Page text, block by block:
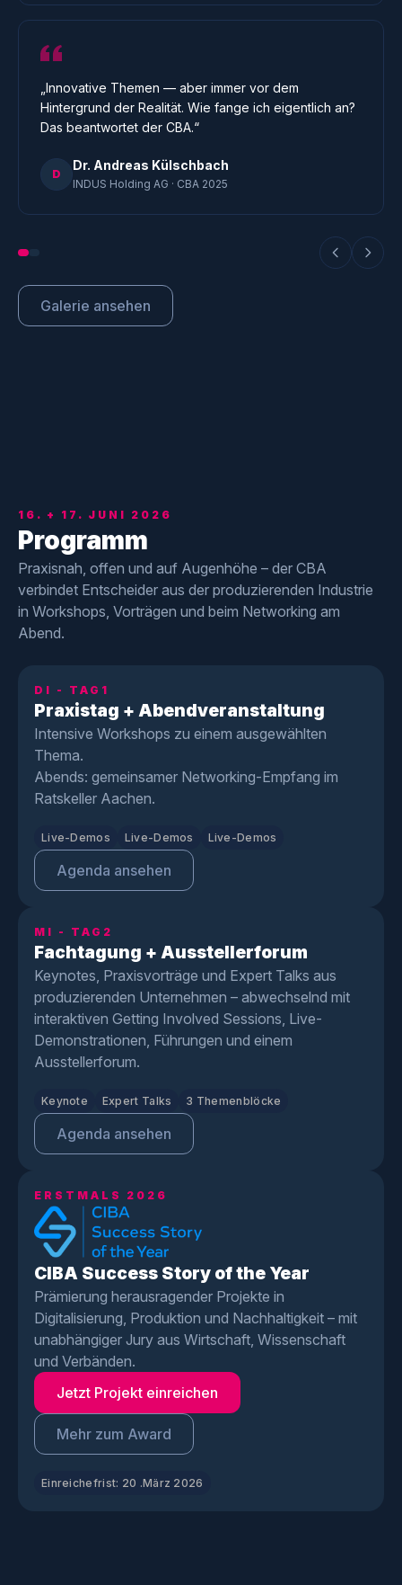
„Innovative Themen — aber immer vor dem
Hintergrund der Realität. Wie fange ich eigentlich an?
Das beantwortet der CBA.“
D
Dr. Andreas Külschbach
INDUS Holding AG · CBA 2025
Galerie ansehen
16. + 17. JUNI 2026
Programm
Praxisnah, offen und auf Augenhöhe – der CBA
verbindet Entscheider aus der produzierenden Industrie
in Workshops, Vorträgen und beim Networking am
Abend.
DI - TAG1
Praxistag + Abendveranstaltung
Intensive Workshops zu einem ausgewählten
Thema.
Abends: gemeinsamer Networking-Empfang im
Ratskeller Aachen.
Live-Demos Live-Demos Live-Demos
Agenda ansehen
MI - TAG2
Fachtagung + Ausstellerforum
Keynotes, Praxisvorträge und Expert Talks aus
produzierenden Unternehmen – abwechselnd mit
interaktiven Getting Involved Sessions, Live-
Demonstrationen, Führungen und einem
Ausstellerforum.
Keynote Expert Talks 3 Themenblöcke
Agenda ansehen
ERSTMALS 2026
CIBA Success Story of the Year
Prämierung herausragender Projekte in
Digitalisierung, Produktion und Nachhaltigkeit – mit
unabhängiger Jury aus Wirtschaft, Wissenschaft
und Verbänden.
Jetzt Projekt einreichen
Mehr zum Award
Einreichefrist: 20 .März 2026